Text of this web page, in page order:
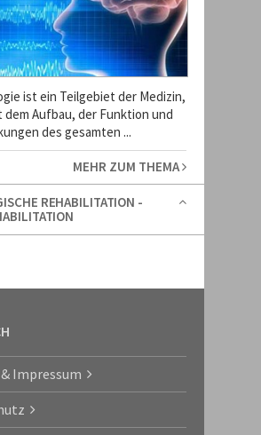
ist ein Teilgebiet der Medizin,
dem Aufbau, der Funktion und
des gesamten ...
MEHR ZUM THEMA
REHABILITATION -
Impressum